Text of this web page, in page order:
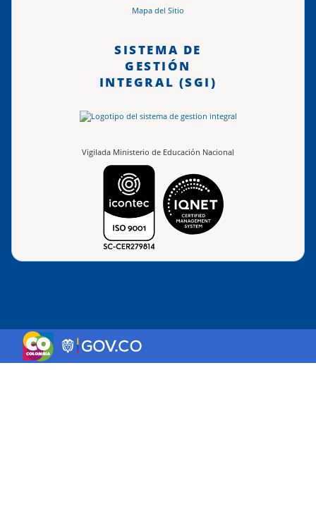
Mapa del Sitio
SISTEMA DE
GESTIÓN
INTEGRAL (SGI)
Vigilada Ministerio de Educación Nacional